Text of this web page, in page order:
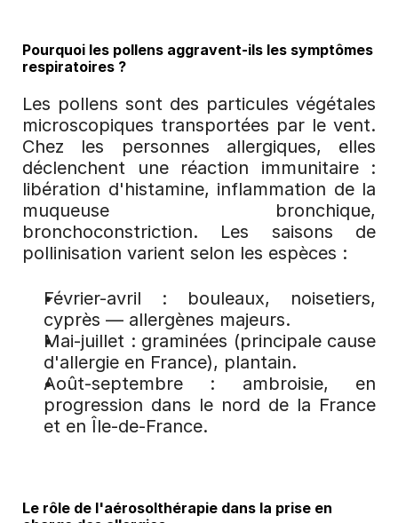
Pourquoi les pollens aggravent-ils les symptômes
respiratoires ?
Les pollens sont des particules végétales
microscopiques transportées par le vent.
Chez les personnes allergiques, elles
déclenchent une réaction immunitaire :
libération d'histamine, inflammation de la
muqueuse bronchique,
bronchoconstriction. Les saisons de
pollinisation varient selon les espèces :
Février-avril : bouleaux, noisetiers,
cyprès — allergènes majeurs.
Mai-juillet : graminées (principale cause
d'allergie en France), plantain.
Août-septembre : ambroisie, en
progression dans le nord de la France
et en Île-de-France.
Le rôle de l'aérosolthérapie dans la prise en